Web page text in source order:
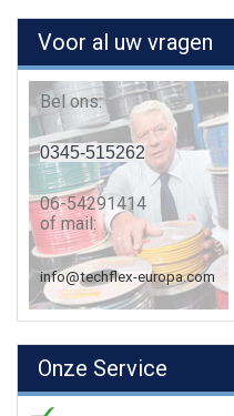
Voor al uw vragen
Bel ons:
0345-515262
06-54291414
of mail:
info@techflex-europa.com
Onze Service